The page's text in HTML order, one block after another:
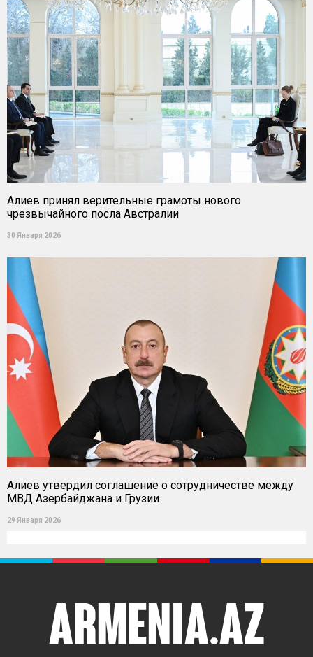
Алиев принял верительные грамоты нового
чрезвычайного посла Австралии
30 Января 2026
Алиев утвердил соглашение о сотрудничестве между
МВД Азербайджана и Грузии
29 Января 2026